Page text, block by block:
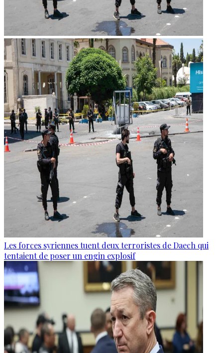
Les forces syriennes tuent deux terroristes de Daech qui
tentaient de poser un engin explosif